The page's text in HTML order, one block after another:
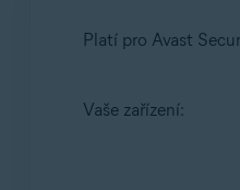
Platí pro Avast
Vaše zařízení: